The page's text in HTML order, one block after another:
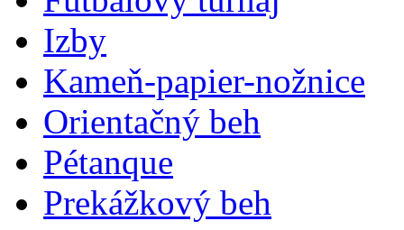
Izby
Kameň-papier-nožnice
Orientačný beh
Pétanque
Prekážkový beh